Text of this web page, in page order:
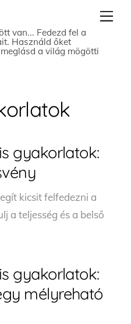
van... Fedezd fel a
Használd őket
a világ mögötti
gyakorlatok:
kicsit felfedezni a
a teljesség és a belső
gyakorlatok:
mélyreható